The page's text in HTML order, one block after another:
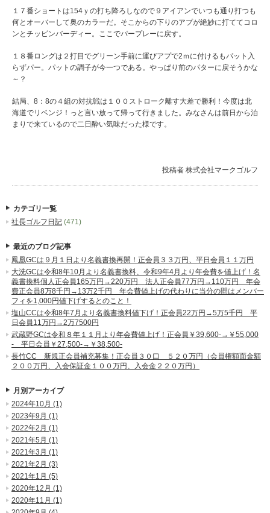
１７番ショートは154ｙの打ち降ろしなので９アイアンでいつも通り打つも
何とオーバーして奥のカラーだ。そこからの下りのアプが絶妙に打ててコロ
ンとチッピンバーディー。ここでパープレーに戻す。
１８番ロングは２打目でグリーン手前に運びアプで2ｍに付けるもパット入
らずパー。パットの調子が今一つである。やっぱり前のパターに戻そうかな
～？
結局、8：8の４組の対抗戦は１００ストローク離す大差で勝利！今度は北
海道でリベンジ！っと言い放って帰って行きました。みなさんは前日から泊
まりで来ているので二日酔い気味だった様です。
投稿者 株式会社マークゴルフ
カテゴリ一覧
社長ゴルフ日記 (471)
最近のブログ記事
鳳凰GCは９月１日より名義書換再開！正会員３３万円、平日会員１１万円
大洗GCは令和8年10月より名義書換料、令和9年4月より年会費を値上げ！名
義書換料個人正会員165万円→220万円 法人正会員77万円→110万円 年会
費正会員8万8千円→13万2千円 年会費値上げの代わりに当分の間はメンバー
フィを1,000円値下げするとのこと！
塩山CCは令和8年7月より名義書換料値下げ！正会員22万円→5万5千円 平
日会員11万円→2万7500円
武蔵野GCは令和８年１１月より年会費値上げ！正会員￥39,600-→￥55,000
- 平日会員￥27,500-→￥38,500-
長竹CC 新規正会員補充募集！正会員３０口 ５２０万円（会員権額面金額
２００万円、入会保証金１００万円、入会金２２０万円）
月別アーカイブ
2024年10月 (1)
2023年9月 (1)
2022年2月 (1)
2021年5月 (1)
2021年3月 (1)
2021年2月 (3)
2021年1月 (5)
2020年12月 (1)
2020年11月 (1)